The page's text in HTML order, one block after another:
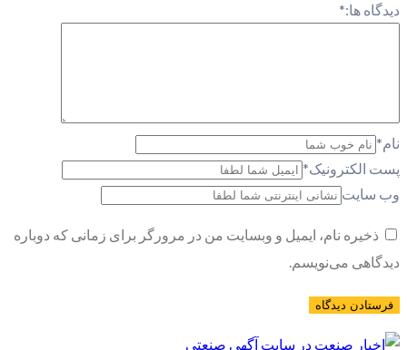
دیدگاه ها:*
نام*
پست الکترونیک*
وب سایت
ذخیره نام، ایمیل و وبسایت من در مرورگر برای زمانی که دوباره
دیدگاهی می‌نویسم.